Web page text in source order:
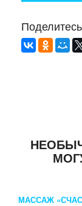
МАССАЖ